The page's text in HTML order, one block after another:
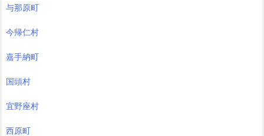
与那原町
今帰仁村
嘉手納町
国頭村
宜野座村
西原町